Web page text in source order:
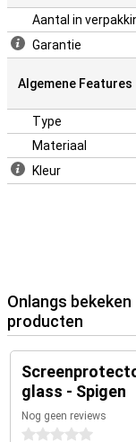
Aantal in
Garantie
Algemene Features
Type
Materiaal
Kleur
Onlangs bekeken
producten
glass - Spigen
Nog geen reviews
0 sterren